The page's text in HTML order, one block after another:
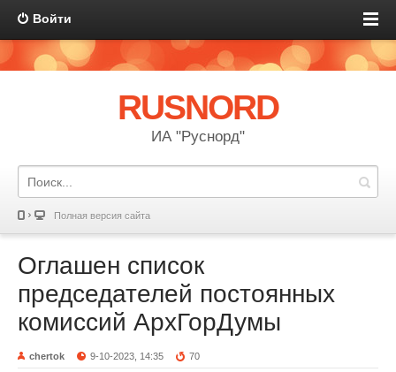
Войти
RUSNORD
ИА "Руснорд"
Полная версия сайта
Оглашен список
председателей постоянных
комиссий АрхГорДумы
chertok 9-10-2023, 14:35 70